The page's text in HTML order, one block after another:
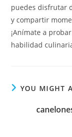
puedes disfrutar
y compartir
¡Anímate a
habilidad
YOU MIGHT